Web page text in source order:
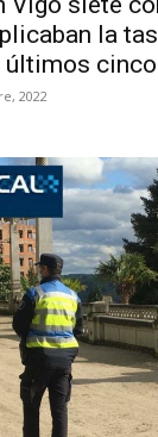
la
2022